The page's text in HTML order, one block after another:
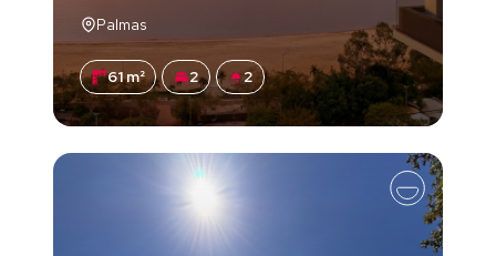
Palmas
61 m² 2 2